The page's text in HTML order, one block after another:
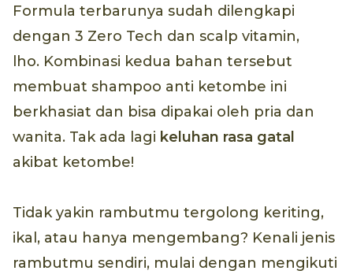
Formula terbarunya sudah dilengkapi
dengan 3 Zero Tech dan scalp vitamin,
lho. Kombinasi kedua bahan tersebut
membuat shampoo anti ketombe ini
berkhasiat dan bisa dipakai oleh pria dan
wanita. Tak ada lagi keluhan rasa gatal
akibat ketombe!
Tidak yakin rambutmu tergolong keriting,
ikal, atau hanya mengembang? Kenali jenis
rambutmu sendiri, mulai dengan mengikuti